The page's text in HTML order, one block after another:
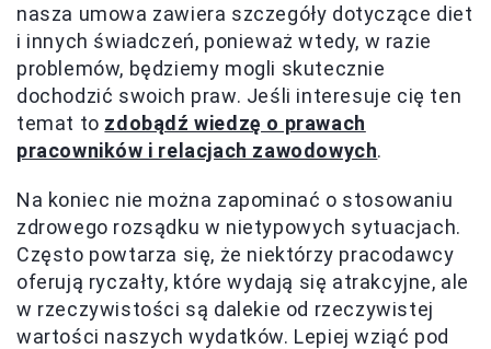
nasza umowa zawiera szczegóły dotyczące diet
i innych świadczeń, ponieważ wtedy, w razie
problemów, będziemy mogli skutecznie
dochodzić swoich praw. Jeśli interesuje cię ten
temat to zdobądź wiedzę o prawach
pracowników i relacjach zawodowych.
Na koniec nie można zapominać o stosowaniu
zdrowego rozsądku w nietypowych sytuacjach.
Często powtarza się, że niektórzy pracodawcy
oferują ryczałty, które wydają się atrakcyjne, ale
w rzeczywistości są dalekie od rzeczywistej
wartości naszych wydatków. Lepiej wziąć pod